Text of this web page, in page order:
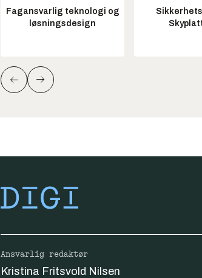
Fagansvarlig teknologi og
løsningsdesign
Ansvarlig redaktør
Kristina Fritsvold Nilsen